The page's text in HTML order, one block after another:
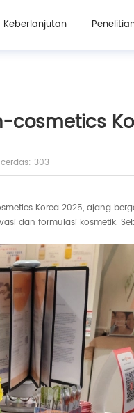
Keberlanjutan
cosmetics
303
Korea 2025, ajang
dan formulasi kosmetik.